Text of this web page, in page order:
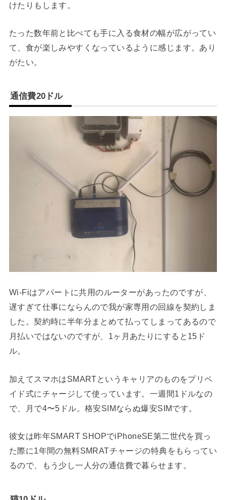
けたりもします。
たった数年前と比べても手に入る食材の幅が広がってい
て、食が楽しみやすくなっているように感じます。あり
がたい。
通信費20ドル
Wi-Fiはアパートに共用のルーターがあったのですが、
遅すぎて仕事にならんので我が家専用の回線を契約しま
した。契約時に半年分まとめて払ってしまってあるので
月払いではないのですが、1ヶ月あたりにすると15ド
ル。
加えてスマホはSMARTというキャリアのものをプリペ
イド式にチャージして使っています。一週間1ドルなの
で、月で4〜5ドル。格安SIMならぬ爆安SIMです。
彼女は昨年SMART SHOPでiPhoneSE第二世代を買っ
た際に1年間の無料SMRATチャージの特典をもらってい
るので、もう少し一人分の通信費で暮らせます。